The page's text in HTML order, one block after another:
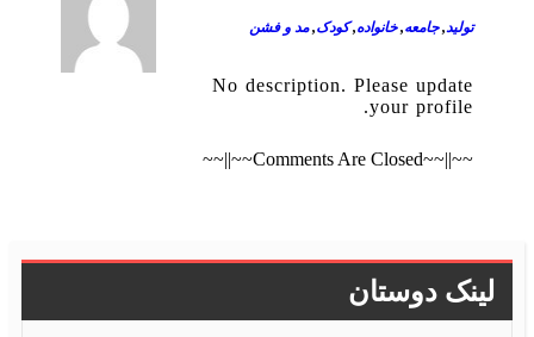
جامعه,خانواده,کودک,مد و فشن
No description. Please update
your profile.
~~||~~Comments Are Closed~~||~~
لینک دوستان